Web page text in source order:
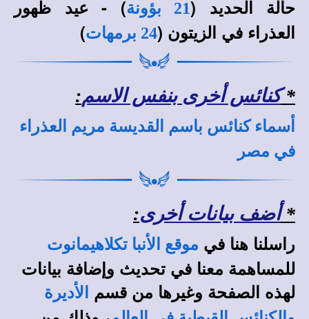
حالة الحديد (21 بؤونة
) - عيد ظهور
العذراء في الزيتون (24 برمهات )
*كنائس أخرى بنفس الاسم:
أسماء كنائس باسم القديسة مريم العذراء
في مصر
*أضف بيانات أخرى:
راسلنا هنا في موقع الأنبا تكلاهيمانوت
للمساهمة معنا في تحديث وإضافة بيانات
لهذه الصفحة وغيرها من قسم
الأديرة